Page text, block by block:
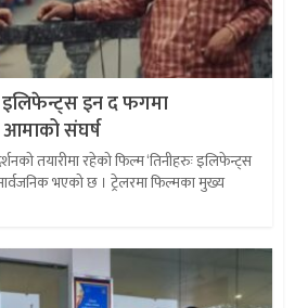
इलिफेन्ट्स इन द फगमा
आमाको संघर्ष
तयारीमा रहेको फिल्म ‘तिनीहरुः इलिफेन्ट्स
भएको छ । ट्रेलरमा फिल्मका मुख्य